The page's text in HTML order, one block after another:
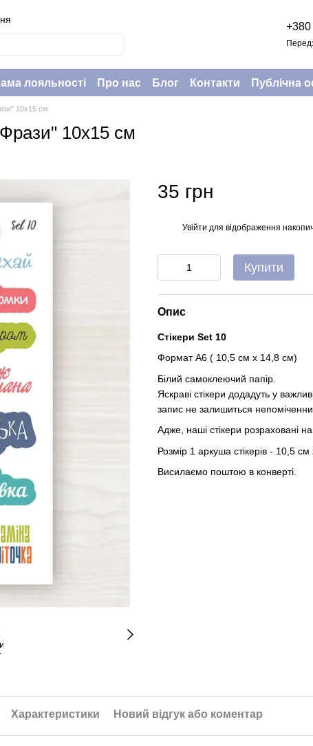
лояльності Про нас Блог Контакти Публічна
10х15 см
10х15 см
35 грн
Увійти для відображення
Купити
Опис
Стікери Set 10
Формат А6 ( 10,5 см х 14,8 см)
Білий самоклеючий папір.
Яскраві стікери додадуть у
запис не залишиться
Адже, наші стікери розраховані на
Розмір 1 аркуша стікерів - 10,5
Висилаємо поштою в конверті.
Характеристики Новий відгук або коментар